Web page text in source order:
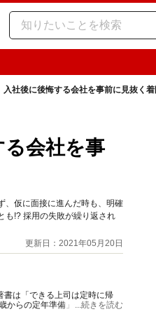
社後に後悔する会社を事前に見抜く
会社を事
、仮に面接に進んだ時も、明確
も!? 採用の失敗が繰り返され
更新日：2021年05月20日
書は「できる上司は定時に帰
からの定年準備」他。元ヘッ
...続きを読む